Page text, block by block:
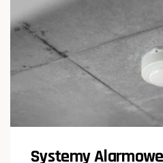
Systemy